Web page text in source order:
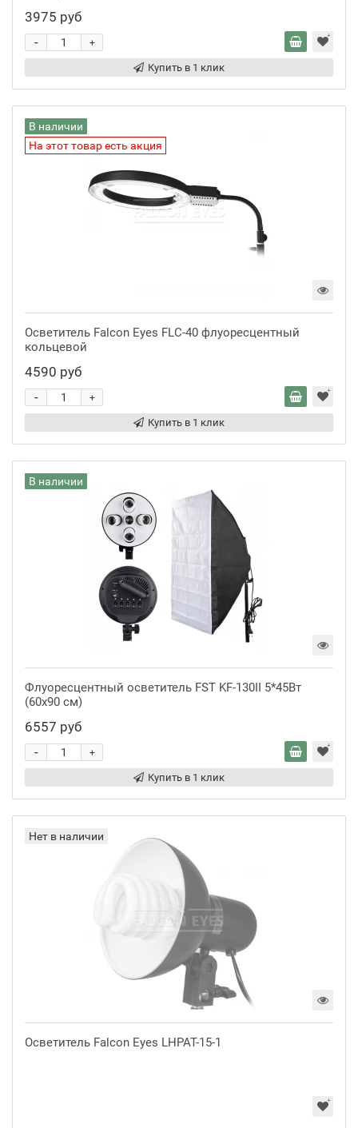
3975 руб
+
-
Купить в 1 клик
В наличии
На этот товар есть акция
Осветитель Falcon Eyes FLC-40 флуоресцентный
кольцевой
4590 руб
+
-
Купить в 1 клик
В наличии
Флуоресцентный осветитель FST KF-130II 5*45Вт
(60x90 см)
6557 руб
+
-
Купить в 1 клик
Нет в наличии
Осветитель Falcon Eyes LHPAT-15-1